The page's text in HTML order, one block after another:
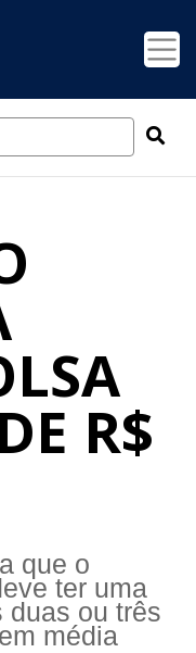
R$
que o
ter uma
duas ou três
média